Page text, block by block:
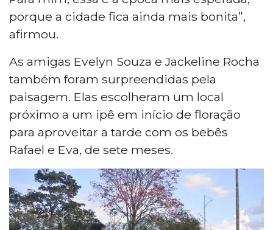
porque a cidade fica ainda mais bonita”,
afirmou.
As amigas Evelyn Souza e Jackeline Rocha
também foram surpreendidas pela
paisagem. Elas escolheram um local
próximo a um ipê em início de floração
para aproveitar a tarde com os bebês
Rafael e Eva, de sete meses.